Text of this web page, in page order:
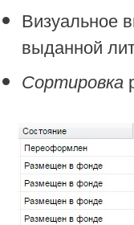
Визуальное
выданной
Сортировка